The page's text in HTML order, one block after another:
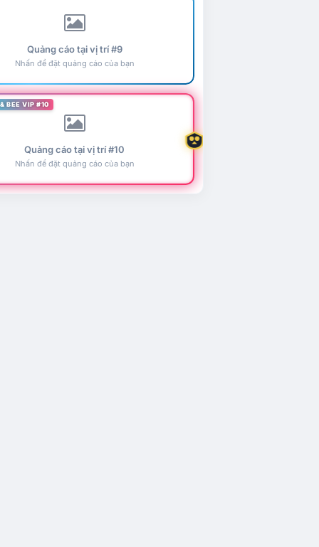
Quảng cáo tại vị trí #9
Nhấn để đặt quảng cáo của bạn
BEE VIP #10
Quảng cáo tại vị trí #10
Nhấn để đặt quảng cáo của bạn